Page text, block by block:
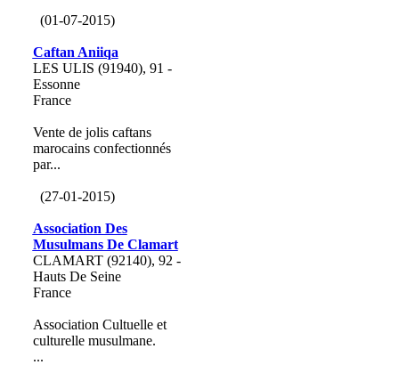
(01-07-2015)
Caftan Aniiqa
LES ULIS (91940), 91 -
Essonne
France
Vente de jolis caftans
marocains confectionnés
par...
(27-01-2015)
Association Des
Musulmans De Clamart
CLAMART (92140), 92 -
Hauts De Seine
France
Association Cultuelle et
culturelle musulmane.
...